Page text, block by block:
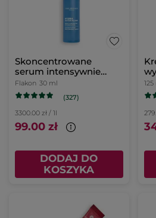
Skoncentrowane
serum intensywnie
nawilżające 30 ml
Flakon 30 ml
(327)
3300.00 zł / 1l
99.00 zł
DODAJ DO
KOSZYKA